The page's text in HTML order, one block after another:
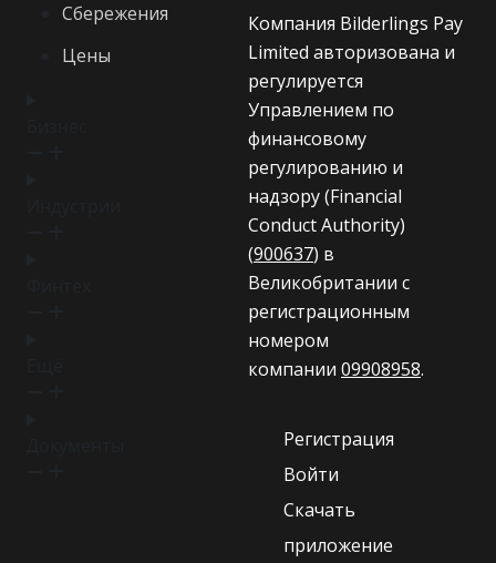
Сбережения
Цены
Компания Bilderlings Pay
Limited авторизована и
регулируется
Управлением по
финансовому
регулированию и
надзору (Financial
Conduct Authority)
(900637) в
Великобритании с
регистрационным
номером
компании 09908958.
Регистрация
Войти
Скачать
приложение